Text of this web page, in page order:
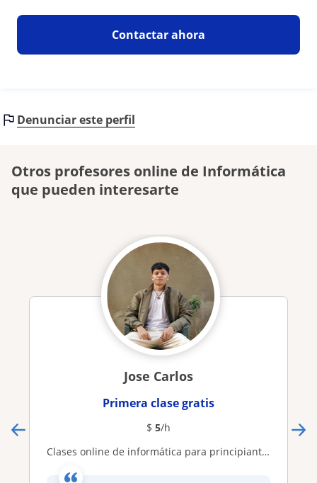
Contactar ahora
Denunciar este perfil
Otros profesores online de Informática
que pueden interesarte
Jose Carlos
Primera clase gratis
$ 5/h
Clases online de informática para principiantes